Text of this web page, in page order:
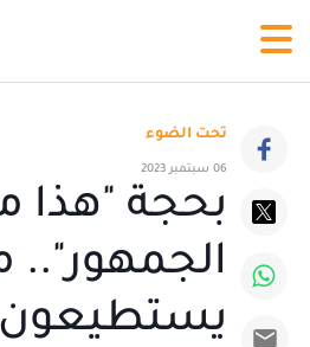
تحت الضوء
06 سبتمبر 2023
بحجة "هذا
الجمهور"..
يستطيعون